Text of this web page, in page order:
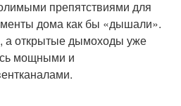
препятствиями для
дома как бы «дышали».
а открытые дымоходы уже
мощными и